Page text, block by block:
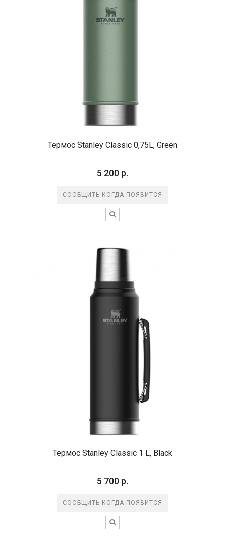
Термос Stanley Classic 0,75L, Green
5 200 р.
СООБЩИТЬ КОГДА ПОЯВИТСЯ
Термос Stanley Classic 1 L, Black
5 700 р.
СООБЩИТЬ КОГДА ПОЯВИТСЯ